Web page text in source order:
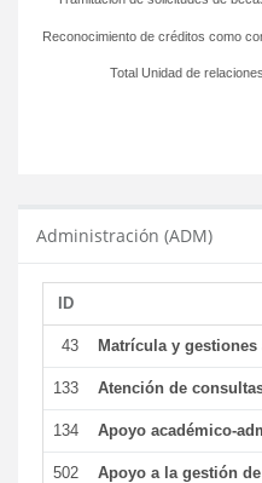
Total Unidad de
Reconocimiento de créditos como
Administración (ADM)
ID
43 Matrícula y
133 Atención de
134 Apoyo académico-
502 Apoyo a la gestión